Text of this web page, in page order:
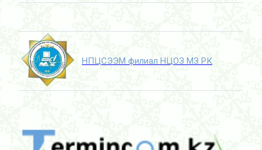
НПЦСЭЭМ филиал НЦОЗ МЗ РК